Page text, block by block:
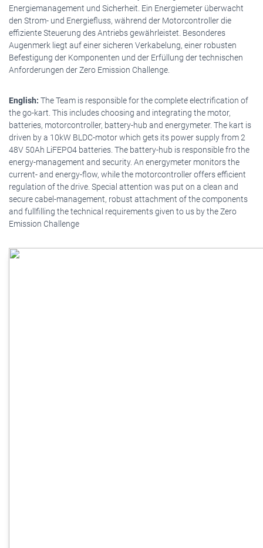
Energiemanagement und Sicherheit. Ein Energiemeter überwacht
den Strom- und Energiefluss, während der Motorcontroller die
effiziente Steuerung des Antriebs gewährleistet. Besonderes
Augenmerk liegt auf einer sicheren Verkabelung, einer robusten
Befestigung der Komponenten und der Erfüllung der technischen
Anforderungen der Zero Emission Challenge.
English: The Team is responsible for the complete electrification of
the go-kart. This includes choosing and integrating the motor,
batteries, motorcontroller, battery-hub and energymeter. The kart is
driven by a 10kW BLDC-motor which gets its power supply from 2
48V 50Ah LiFEPO4 batteries. The battery-hub is responsible fro the
energy-management and security. An energymeter monitors the
current- and energy-flow, while the motorcontroller offers efficient
regulation of the drive. Special attention was put on a clean and
secure cabel-management, robust attachment of the components
and fullfilling the technical requirements given to us by the Zero
Emission Challenge